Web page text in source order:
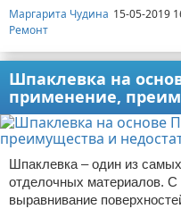
Маргарита Чудина 15-05-2019
Ремонт
Шпаклевка на
применение,
Шпаклевка – один из
отделочных материалов.
выравнивание